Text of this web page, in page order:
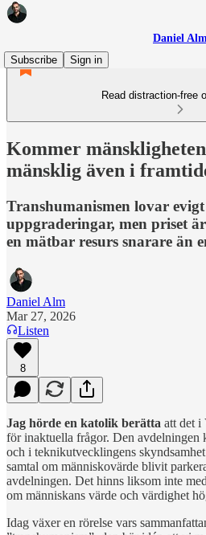
Daniel
Subscribe
Sign in
Read distraction-free
Kommer
mänsklig även i
Transhumanismen lovar
uppgraderingar, men priset
en mätbar resurs snarare än
Daniel Alm
Mar 27, 2026
Listen
8
Jag hörde en katolik berätta att det i
för inaktuella frågor. Den avdelningen
och i teknikutvecklingens
samtal om människovärde blivit
avdelningen. Det hinns liksom inte
om människans värde och värdighet
Idag växer en rörelse vars